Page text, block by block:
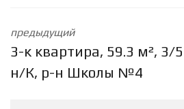
предыдущий
3-к квартира, 59.3 м², 3/5
н/К, р-н Школы №4